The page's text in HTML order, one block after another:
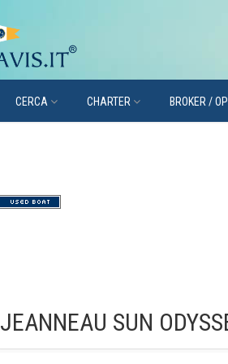
CERCA CHARTER BROKER /
JEANNEAU SUN